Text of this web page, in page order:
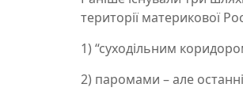
території материкової
1) “суходільним
2) паромами – але